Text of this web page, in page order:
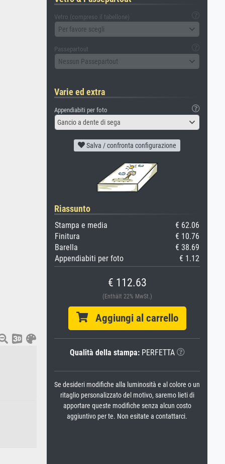
Vetro (compreso il tabellone)
Per favore scegli
Passepartout
Nessun Passepartout
Varie ed extra
Appendiabiti per foto
Gancio a dente di sega
Salva / confronta configurazione
Riassunto
Stampa e media
€ 62.06
Finitura
€ 10.76
Barella
€ 38.69
Appendiabiti per foto
€ 1.12
€ 112.63
(Enthält 22% MwSt.)
Aggiungi al carrello
Qualità della stampa:PERFETTA
Se desideri modifiche alla luminosità e al colore o un
ritaglio personalizzato del motivo, saremo lieti di
apportare queste modifiche senza alcun costo
aggiuntivo per te. Non esitate a contattarci.